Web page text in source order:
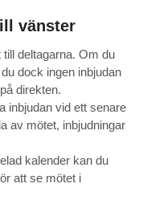
vänster
deltagarna. Om du
dock ingen inbjudan
direkten.
inbjudan vid ett senare
av mötet, inbjudningar
kalender kan du
att se mötet i